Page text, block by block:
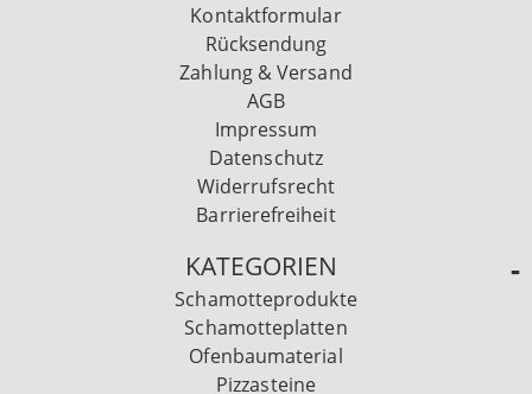
Kontaktformular
Rücksendung
Zahlung & Versand
AGB
Impressum
Datenschutz
Widerrufsrecht
Barrierefreiheit
KATEGORIEN
Schamotteprodukte
Schamotteplatten
Ofenbaumaterial
Pizzasteine